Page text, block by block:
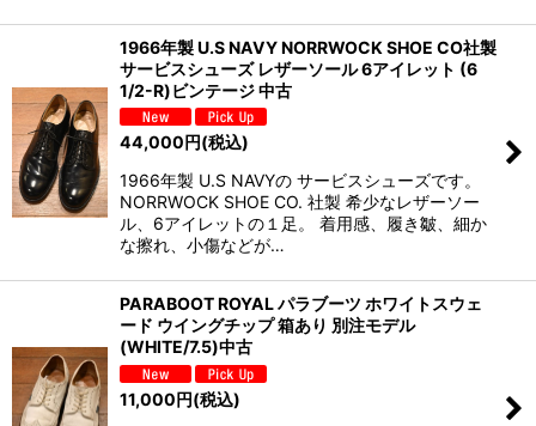
1966年製 U.S NAVY NORRWOCK SHOE CO社製
サービスシューズ レザーソール 6アイレット (6
1/2-R)ビンテージ 中古
44,000円(税込)
1966年製 U.S NAVYの サービスシューズです。
NORRWOCK SHOE CO. 社製 希少なレザーソー
ル、6アイレットの１足。 着用感、履き皺、細か
な擦れ、小傷などが…
PARABOOT ROYAL パラブーツ ホワイトスウェ
ード ウイングチップ 箱あり 別注モデル
(WHITE/7.5)中古
11,000円(税込)